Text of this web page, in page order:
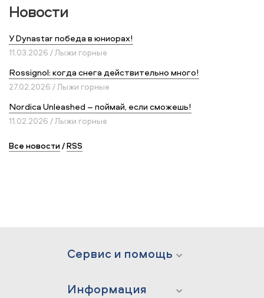
Новости
У Dynastar победа в юниорах!
11.03.2026 / Лыжи горные
Rossignol: когда снега действительно много!
27.02.2026 / Лыжи горные
Nordica Unleashed – поймай, если сможешь!
11.02.2026 / Лыжи горные
Все новости/RSS
Сервис и помощь
Информация